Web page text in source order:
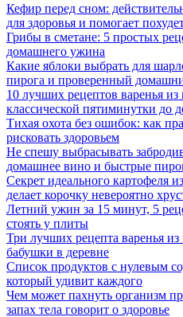
Кефир перед сном:
для здоровья и помогает
Грибы в сметане: 5 простых
домашнего ужина
Какие яблоки выбрать для
пирога и проверенный
10 лучших рецептов варенья
классической пятиминутки до
Тихая охота без ошибок: как
рисковать здоровьем
Не спешу выбрасывать
домашнее вино и быстрые
Секрет идеального картофеля
делает корочку невероятно
Летний ужин за 15 минут, 5
стоять у плиты
Три лучших рецепта варенья
бабушки в деревне
Список продуктов с нулевым
который удивит каждого
Чем может пахнуть организм
запах тела говорит о здоровье